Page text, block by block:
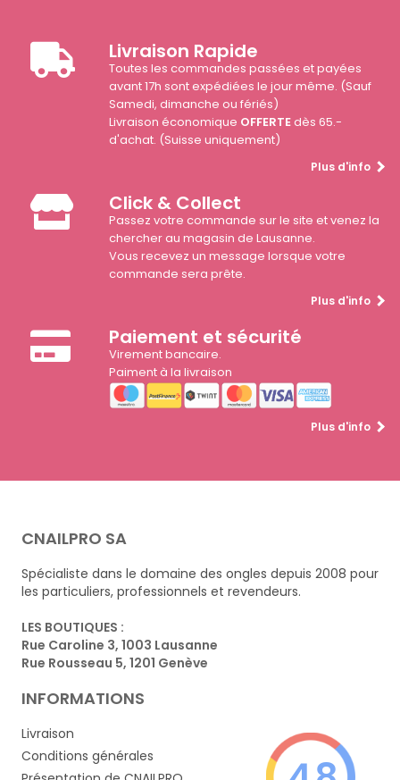
Livraison Rapide
Toutes les commandes passées et payées
avant 17h sont expédiées le jour même. (Sauf
Samedi, dimanche ou fériés)
Livraison économique OFFERTEdès 65.-
d'achat. (Suisse uniquement)
Plus d'info
Click & Collect
Passez votre commande sur le site et venez la
chercher au magasin de Lausanne.
Vous recevez un message lorsque votre
commande sera prête.
Plus d'info
Paiement et sécurité
Virement bancaire.
Paiment à la livraison
Plus d'info
CNAILPRO SA
Spécialiste dans le domaine des ongles depuis 2008 pour
les particuliers, professionnels et revendeurs.
LES BOUTIQUES :
Rue Caroline 3, 1003 Lausanne
Rue Rousseau 5, 1201 Genève
INFORMATIONS
Livraison
Conditions générales